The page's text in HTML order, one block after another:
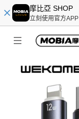
摩比亞 SHOP
立刻使用官方APP